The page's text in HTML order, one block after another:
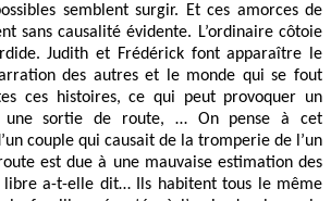
semblent surgir. Et ces amorces de
sans causalité évidente. L’ordinaire côtoie
Judith et Frédérick font apparaître le
des autres et le monde qui se fout
ces histoires, ce qui peut provoquer un
une sortie de route, … On pense à cet
couple qui causait de la tromperie de l’un
est due à une mauvaise estimation des
libre a-t-elle dit… Ils habitent tous le même